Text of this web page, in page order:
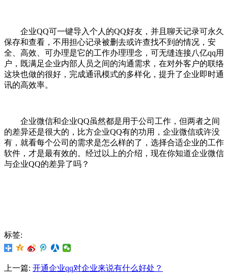
企业QQ可一键导入个人的QQ好友，并且聊天记录可永久
保存和查看，不用担心记录被删去或许查找不到的情况，安
全、高效、可办理是它的工作办理理念，可无缝连接八亿qq用
户，既满足企业内部人员之间的沟通需求，在对外客户的联络
这块也做的很好，完成通讯模式的多样化，提升了企业即时通
讯的高效率。
企业微信和企业QQ虽然都是用于公司工作，但两者之间
的差异还是很大的，比方企业QQ有的功用，企业微信或许没
有，就看每个公司的需求是怎么样的了，选择合适企业的工作
软件，才是最有效的。经过以上的介绍，现在你知道企业微信
与企业QQ的差异了吗？
标签:
上一篇: 开通企业qq对企业来说有什么好处？